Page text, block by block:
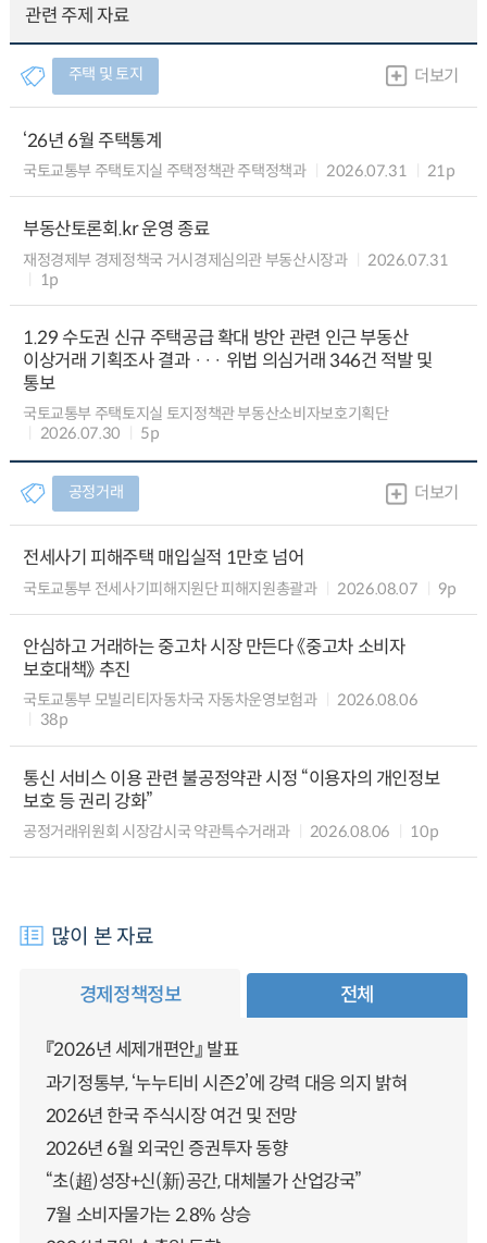
관련 주제 자료
주택 및 토지 더보기
‘26년 6월 주택통계
국토교통부 주택토지실 주택정책관 주택정책과 2026.07.31 21p
부동산토론회.kr 운영 종료
재정경제부 경제정책국 거시경제심의관 부동산시장과
2026.07.31
1p
1.29 수도권 신규 주택공급 확대 방안 관련 인근 부동산
이상거래 기획조사 결과 ··· 위법 의심거래 346건 적발 및
통보
국토교통부 주택토지실 토지정책관 부동산소비자보호기획단
2026.07.30
5p
공정거래 더보기
전세사기 피해주택 매입실적 1만호 넘어
국토교통부 전세사기피해지원단 피해지원총괄과 2026.08.07 9p
안심하고 거래하는 중고차 시장 만든다 《중고차 소비자
보호대책》 추진
국토교통부 모빌리티자동차국 자동차운영보험과
2026.08.06
38p
통신 서비스 이용 관련 불공정약관 시정 “이용자의 개인정보
보호 등 권리 강화”
공정거래위원회 시장감시국 약관특수거래과 2026.08.06 10p
많이 본 자료
경제정책정보 전체
『2026년 세제개편안』 발표
과기정통부, ‘누누티비 시즌2’에 강력 대응 의지 밝혀
2026년 한국 주식시장 여건 및 전망
2026년 6월 외국인 증권투자 동향
“초(超)성장+신(新)공간, 대체불가 산업강국”
7월 소비자물가는 2.8% 상승